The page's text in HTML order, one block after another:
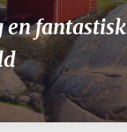
en fantastisk